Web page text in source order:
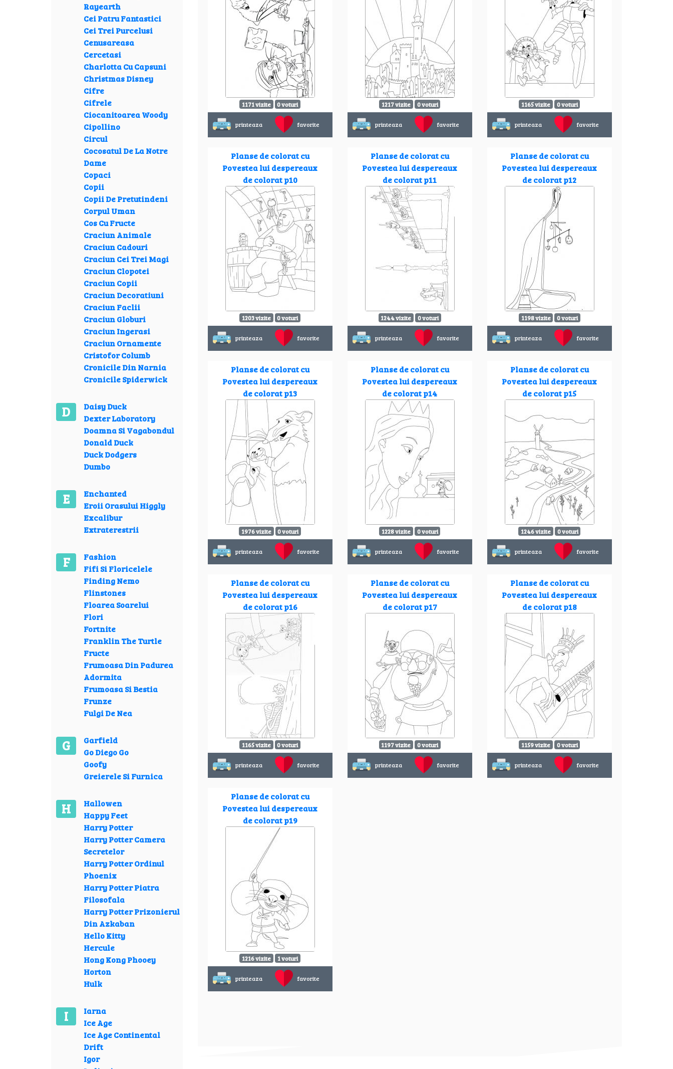
Rayearth
Cei Patru Fantastici
Cei Trei Purcelusi
Cenusareasa
Cercetasi
Charlotta Cu Capsuni
Christmas Disney
Cifre
Cifrele
Ciocanitoarea Woody
Cipollino
Circul
Cocosatul De La Notre
Dame
Copaci
Copii
Copii De Pretutindeni
Corpul Uman
Cos Cu Fructe
Craciun Animale
Craciun Cadouri
Craciun Cei Trei Magi
Craciun Clopotei
Craciun Copii
Craciun Decoratiuni
Craciun Faclii
Craciun Globuri
Craciun Ingerasi
Craciun Ornamente
Cristofor Columb
Cronicile Din Narnia
Cronicile Spiderwick
D
Daisy Duck
Dexter Laboratory
Doamna Si Vagabondul
Donald Duck
Duck Dodgers
Dumbo
E
Enchanted
Eroii Orasului Higgly
Excalibur
Extraterestrii
F
Fashion
Fifi Si Floricelele
Finding Nemo
Flinstones
Floarea Soarelui
Flori
Fortnite
Franklin The Turtle
Fructe
Frumoasa Din Padurea
Adormita
Frumoasa Si Bestia
Frunze
Fulgi De Nea
G
Garfield
Go Diego Go
Goofy
Greierele Si Furnica
H
Hallowen
Happy Feet
Harry Potter
Harry Potter Camera
Secretelor
Harry Potter Ordinul
Phoenix
Harry Potter Piatra
Filosofala
Harry Potter Prizonierul
Din Azkaban
Hello Kitty
Hercule
Hong Kong Phooey
Horton
Hulk
I
Iarna
Ice Age
Ice Age Continental
Drift
Igor
1171 vizite 0 voturi
printeaza favorite
1217 vizite 0 voturi
printeaza favorite
1165 vizite 0 voturi
printeaza favorite
Planse de colorat cu
Povestea lui despereaux
de colorat p10
1203 vizite 0 voturi
printeaza favorite
Planse de colorat cu
Povestea lui despereaux
de colorat p11
1244 vizite 0 voturi
printeaza favorite
Planse de colorat cu
Povestea lui despereaux
de colorat p12
1198 vizite 0 voturi
printeaza favorite
Planse de colorat cu
Povestea lui despereaux
de colorat p13
1976 vizite 0 voturi
printeaza favorite
Planse de colorat cu
Povestea lui despereaux
de colorat p14
1228 vizite 0 voturi
printeaza favorite
Planse de colorat cu
Povestea lui despereaux
de colorat p15
1246 vizite 0 voturi
printeaza favorite
Planse de colorat cu
Povestea lui despereaux
de colorat p16
1165 vizite 0 voturi
printeaza favorite
Planse de colorat cu
Povestea lui despereaux
de colorat p17
1197 vizite 0 voturi
printeaza favorite
Planse de colorat cu
Povestea lui despereaux
de colorat p18
1159 vizite 0 voturi
printeaza favorite
Planse de colorat cu
Povestea lui despereaux
de colorat p19
1216 vizite 1 voturi
printeaza favorite